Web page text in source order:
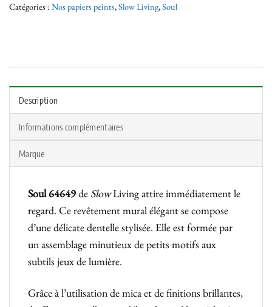
Catégories : Nos papiers peints,Slow Living,Soul
Description
Informations complémentaires
Marque
Soul 64649de SlowLiving attire immédiatement le
regard. Ce revêtement mural élégant se compose
d’une délicate dentelle stylisée. Elle est formée par
un assemblage minutieux de petits motifs aux
subtils jeux de lumière.
Grâce à l’utilisation de mica et de finitions brillantes,